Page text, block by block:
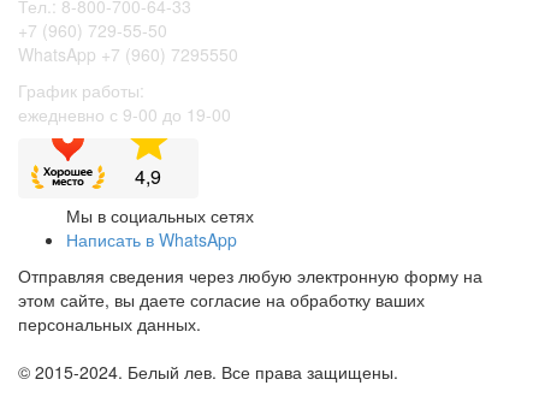
Тел.: 8-800-700-64-33
+7 (960) 729-55-50
WhatsApp +7 (960) 7295550
График работы:
ежедневно с 9-00 до 19-00
Мы в социальных сетях
Написать в WhatsApp
Отправляя сведения через любую электронную форму на
этом сайте, вы даете согласие на обработку ваших
персональных данных.
© 2015-2024. Белый лев. Все права защищены.